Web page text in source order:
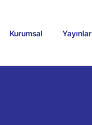
Kurumsal Yayınlar